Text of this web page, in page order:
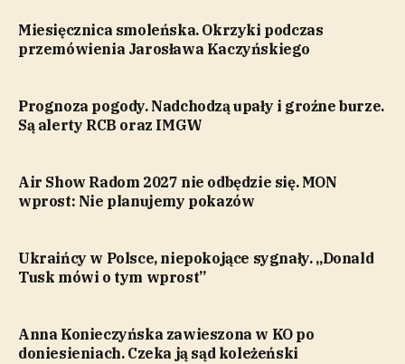
Miesięcznica smoleńska. Okrzyki podczas
przemówienia Jarosława Kaczyńskiego
Prognoza pogody. Nadchodzą upały i groźne burze.
Są alerty RCB oraz IMGW
Air Show Radom 2027 nie odbędzie się. MON
wprost: Nie planujemy pokazów
Ukraińcy w Polsce, niepokojące sygnały. „Donald
Tusk mówi o tym wprost”
Anna Konieczyńska zawieszona w KO po
doniesieniach. Czeka ją sąd koleżeński